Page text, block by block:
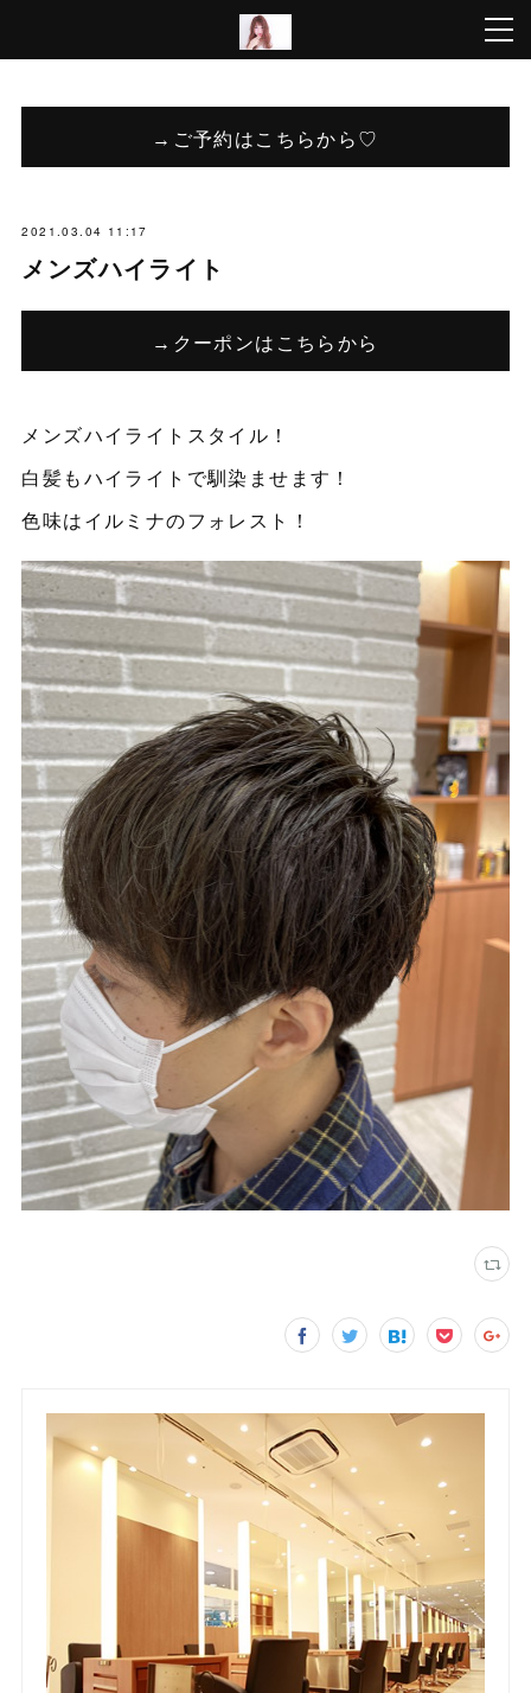
→ご予約はこちらから♡
2021.03.04 11:17
メンズハイライト
→クーポンはこちらから
メンズハイライトスタイル！
白髪もハイライトで馴染ませます！
色味はイルミナのフォレスト！